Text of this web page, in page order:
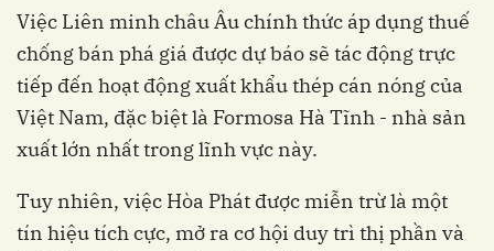
Việc Liên minh châu Âu chính thức áp dụng thuế
chống bán phá giá được dự báo sẽ tác động trực
tiếp đến hoạt động xuất khẩu thép cán nóng của
Việt Nam, đặc biệt là Formosa Hà Tĩnh - nhà sản
xuất lớn nhất trong lĩnh vực này.
Tuy nhiên, việc Hòa Phát được miễn trừ là một
tín hiệu tích cực, mở ra cơ hội duy trì thị phần và